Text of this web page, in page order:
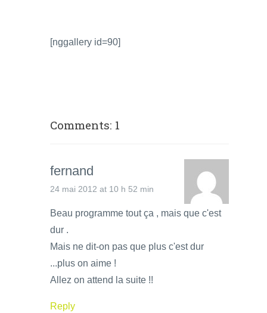
[nggallery id=90]
Comments: 1
fernand
24 mai 2012 at 10 h 52 min
Beau programme tout ça , mais que c'est
dur .
Mais ne dit-on pas que plus c'est dur
...plus on aime !
Allez on attend la suite !!
Reply